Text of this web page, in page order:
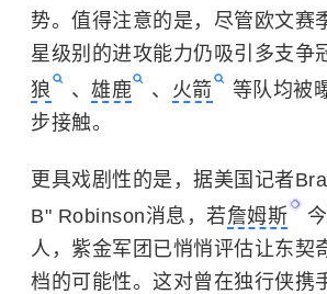
势。值得注意的是，尽管欧文赛
星级别的进攻能力仍吸引多支争
狼
、 雄鹿 、 火箭
等队均被
步接触。
更具戏剧性的是，据美国记者
B" Robinson消息，若詹姆斯
人，紫金军团已悄悄评估让东契
档的可能性。这对曾在独行侠携